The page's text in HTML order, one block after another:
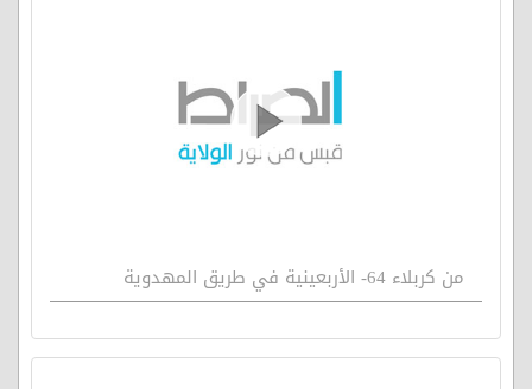
من كربلاء 64- الأربعينية في طريق المهدوية